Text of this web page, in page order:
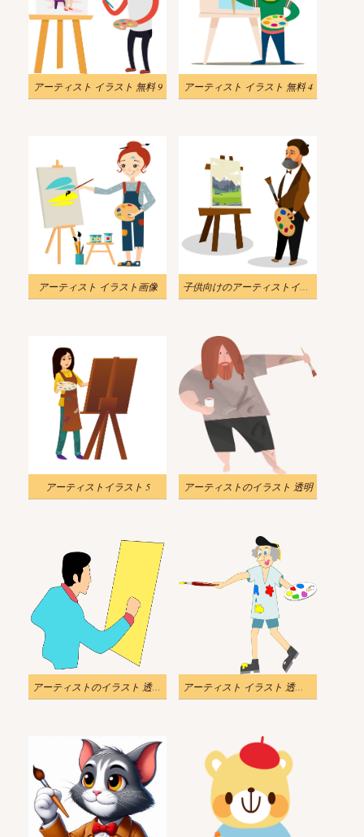
アーティスト イラスト 無料 9 アーティスト イラスト 無料 4
アーティスト イラスト画像 子供向けのアーティストイラスト無料
アーティストイラスト 5 アーティストのイラスト 透明
アーティストのイラスト 透明 7 アーティスト イラスト 透明画像